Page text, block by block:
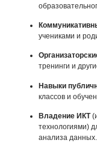
учениками и
тренинги и
Навыки
классов и
Владение ИКТ
технологиями)
анализа данных.